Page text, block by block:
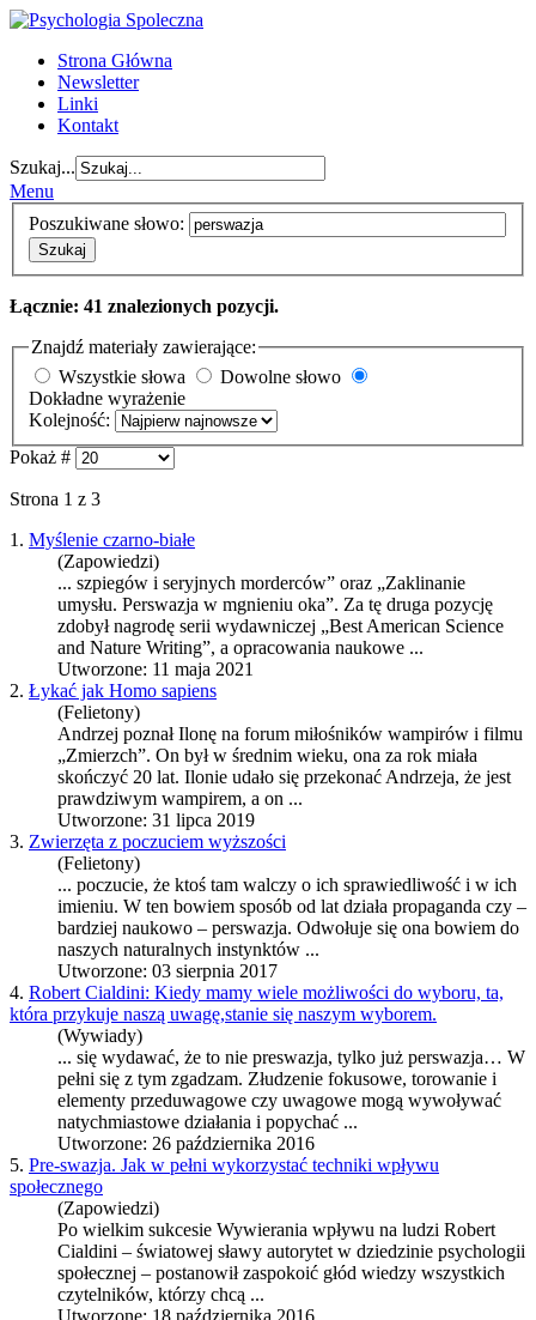
Strona Główna
Newsletter
Linki
Kontakt
Szukaj...
Menu
Poszukiwane słowo:
Szukaj
Łącznie: 41 znalezionych pozycji.
Znajdź materiały zawierające:
Wszystkie słowa
Dowolne słowo
Dokładne wyrażenie
Kolejność:
Pokaż #
Strona 1 z 3
1. Myślenie czarno-białe
(Zapowiedzi)
... szpiegów i seryjnych morderców” oraz „Zaklinanie
umysłu. Perswazja w mgnieniu oka”. Za tę druga pozycję
zdobył nagrodę serii wydawniczej „Best American Science
and Nature Writing”, a opracowania naukowe ...
Utworzone: 11 maja 2021
2. Łykać jak Homo sapiens
(Felietony)
Andrzej poznał Ilonę na forum miłośników wampirów i filmu
„Zmierzch”. On był w średnim wieku, ona za rok miała
skończyć 20 lat. Ilonie udało się przekonać Andrzeja, że jest
prawdziwym wampirem, a on ...
Utworzone: 31 lipca 2019
3. Zwierzęta z poczuciem wyższości
(Felietony)
... poczucie, że ktoś tam walczy o ich sprawiedliwość i w ich
imieniu. W ten bowiem sposób od lat działa propaganda czy –
bardziej naukowo – perswazja. Odwołuje się ona bowiem do
naszych naturalnych instynktów ...
Utworzone: 03 sierpnia 2017
4. Robert Cialdini: Kiedy mamy wiele możliwości do wyboru, ta,
która przykuje naszą uwagę,stanie się naszym wyborem.
(Wywiady)
... się wydawać, że to nie preswazja, tylko już perswazja… W
pełni się z tym zgadzam. Złudzenie fokusowe, torowanie i
elementy przeduwagowe czy uwagowe mogą wywoływać
natychmiastowe działania i popychać ...
Utworzone: 26 października 2016
5. Pre-swazja. Jak w pełni wykorzystać techniki wpływu
społecznego
(Zapowiedzi)
Po wielkim sukcesie Wywierania wpływu na ludzi Robert
Cialdini – światowej sławy autorytet w dziedzinie psychologii
społecznej – postanowił zaspokoić głód wiedzy wszystkich
czytelników, którzy chcą ...